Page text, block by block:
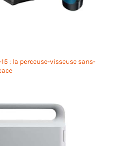
15 : la perceuse-visseuse sans-